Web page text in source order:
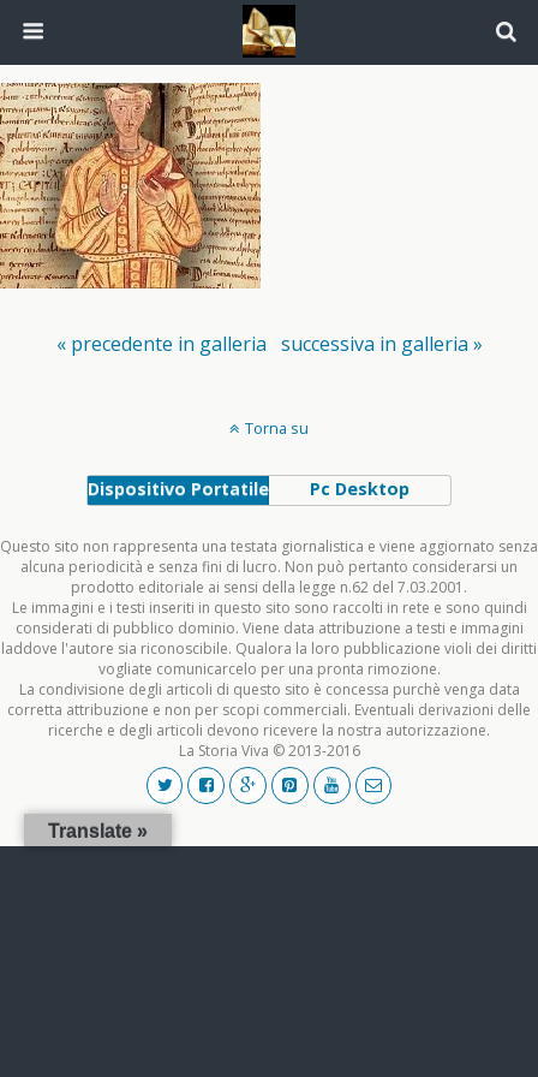
« precedente in galleria successiva in galleria »
Torna su
Dispositivo Portatile Pc Desktop
Questo sito non rappresenta una testata giornalistica e viene aggiornato senza
alcuna periodicità e senza fini di lucro. Non può pertanto considerarsi un
prodotto editoriale ai sensi della legge n.62 del 7.03.2001.
Le immagini e i testi inseriti in questo sito sono raccolti in rete e sono quindi
considerati di pubblico dominio. Viene data attribuzione a testi e immagini
laddove l'autore sia riconoscibile. Qualora la loro pubblicazione violi dei diritti
vogliate comunicarcelo per una pronta rimozione.
La condivisione degli articoli di questo sito è concessa purchè venga data
corretta attribuzione e non per scopi commerciali. Eventuali derivazioni delle
ricerche e degli articoli devono ricevere la nostra autorizzazione.
La Storia Viva © 2013-2016
Translate »